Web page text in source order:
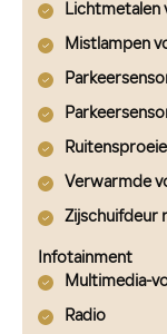
Lichtmetalen
Mistlampen
Verwarmde
Zijschuifdeur
Infotainment
Multimedia-
Radio